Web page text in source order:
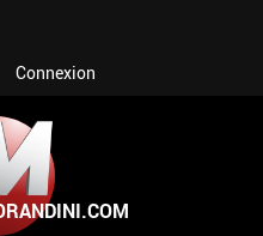
Connexion